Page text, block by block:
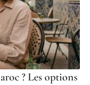
? Les options